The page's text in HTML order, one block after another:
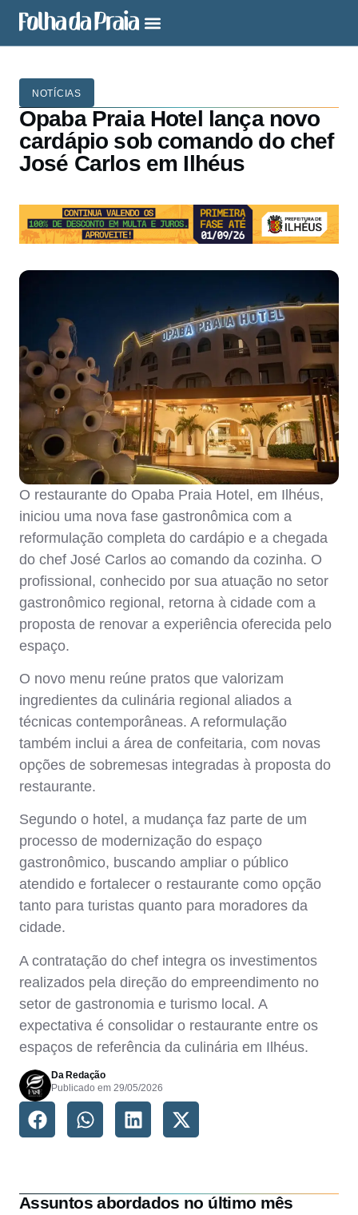
NOTÍCIAS
Opaba Praia Hotel lança novo
cardápio sob comando do chef
José Carlos em Ilhéus
O restaurante do Opaba Praia Hotel, em Ilhéus,
iniciou uma nova fase gastronômica com a
reformulação completa do cardápio e a chegada
do chef José Carlos ao comando da cozinha. O
profissional, conhecido por sua atuação no setor
gastronômico regional, retorna à cidade com a
proposta de renovar a experiência oferecida pelo
espaço.
O novo menu reúne pratos que valorizam
ingredientes da culinária regional aliados a
técnicas contemporâneas. A reformulação
também inclui a área de confeitaria, com novas
opções de sobremesas integradas à proposta do
restaurante.
Segundo o hotel, a mudança faz parte de um
processo de modernização do espaço
gastronômico, buscando ampliar o público
atendido e fortalecer o restaurante como opção
tanto para turistas quanto para moradores da
cidade.
A contratação do chef integra os investimentos
realizados pela direção do empreendimento no
setor de gastronomia e turismo local. A
expectativa é consolidar o restaurante entre os
espaços de referência da culinária em Ilhéus.
Da Redação
Publicado em 29/05/2026
Assuntos abordados no último mês